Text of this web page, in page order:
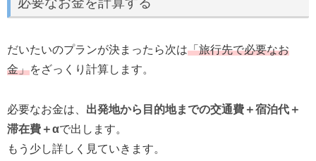
だいたいのプランが決まったら次は「旅行先で必要なお
金」をざっくり計算します。
必要なお金は、 出発地から目的地までの交通費＋宿泊代＋
滞在費＋αで出します。
もう少し詳しく見ていきます。